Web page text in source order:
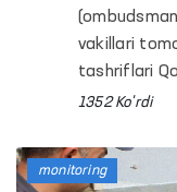
vakillari
tashriflari
Samarqand,
qator
1352 Ko'rdi
monitoring